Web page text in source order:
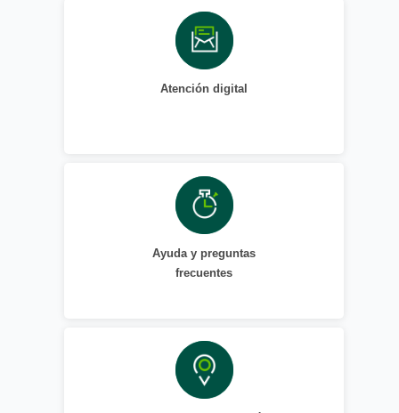
Atención digital
Ayuda y preguntas
frecuentes